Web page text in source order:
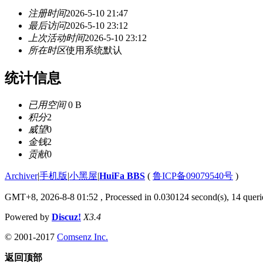
注册时间2026-5-10 21:47
最后访问2026-5-10 23:12
上次活动时间2026-5-10 23:12
所在时区使用系统默认
统计信息
已用空间0 B
积分2
威望0
金钱2
贡献0
Archiver|手机版|小黑屋|HuiFa BBS ( 鲁ICP备09079540号 )
GMT+8, 2026-8-8 01:52 , Processed in 0.030124 second(s), 14
Powered by Discuz! X3.4
© 2001-2017 Comsenz Inc.
返回顶部